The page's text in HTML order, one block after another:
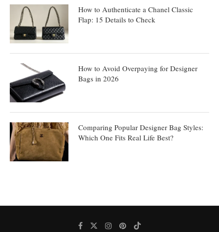
How to Authenticate a Chanel Classic
Flap: 15 Details to Check
How to Avoid Overpaying for Designer
Bags in 2026
Comparing Popular Designer Bag Styles:
Which One Fits Real Life Best?